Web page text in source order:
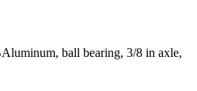
Aluminum, ball bearing, 3/8 in axle,